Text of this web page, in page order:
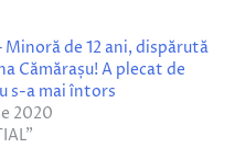
Minoră de 12 ani, dispărută
Cămărașu! A plecat de
s-a mai întors
2020